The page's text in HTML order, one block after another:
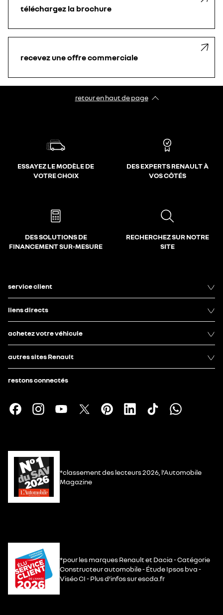
téléchargez la brochure
recevez une offre commerciale
retour en haut de page​
ESSAYEZ LE MODÈLE DE
VOTRE CHOIX
DES EXPERTS RENAULT À
VOS CÔTÉS
DES SOLUTIONS DE
FINANCEMENT SUR-MESURE
RECHERCHEZ SUR NOTRE
SITE
service client
liens directs
achetez votre véhicule
autres sites Renault
restons connectés
*classement des lecteurs 2026, l’Automobile
Magazine
*pour les marques Renault et Dacia - Catégorie
Constructeur automobile - Étude Ipsos bva -
Viséo CI - Plus d’infos sur escda.fr